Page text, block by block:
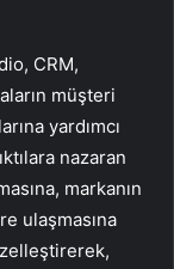
CRM,
müşteri
yardımcı
nazaran
markanın
ulaşmasına